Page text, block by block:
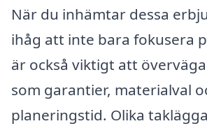
När du inhämtar dessa
ihåg att inte bara fokusera
är också viktigt att
som garantier, materialval
planeringstid. Olika